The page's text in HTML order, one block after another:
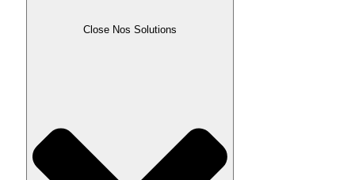
Close Nos Solutions